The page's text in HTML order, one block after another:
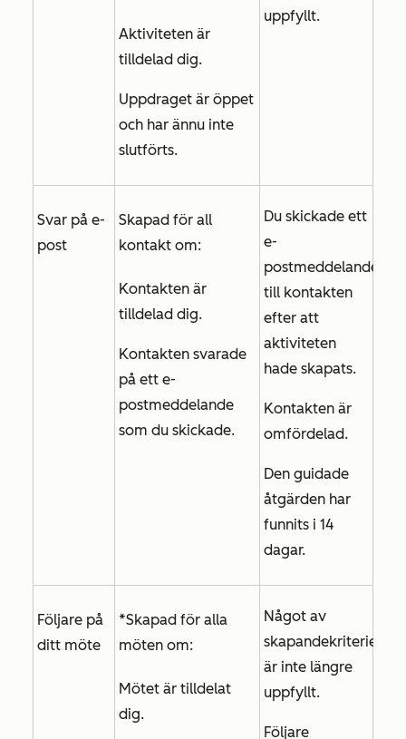
Aktiviteten är
tilldelad dig.
Uppdraget är öppet
och har ännu inte
slutförts.
uppfyllt.
Svar på e-
post
Skapad för all
kontakt om:
Kontakten är
tilldelad dig.
Kontakten svarade
på ett e-
postmeddelande
som du skickade.
Du skickade ett
e-
postmeddelande
till kontakten
efter att
aktiviteten
hade skapats.
Kontakten är
omfördelad.
Den guidade
åtgärden har
funnits i 14
dagar.
Följare på
ditt möte
*Skapad för alla
möten om:
Mötet är tilldelat
dig.
Något av
skapandekriterierna
är inte längre
uppfyllt.
Följare